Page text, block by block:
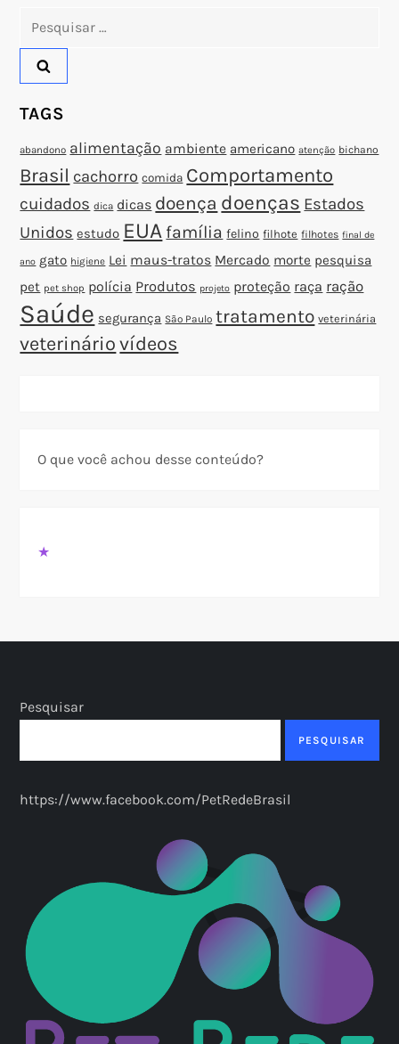
s
t
Pesquisar
TAGS
abandono alimentação ambiente americano atenção bichano
Brasil cachorro comida Comportamento
cuidados dica dicas doença doenças Estados
Unidos estudo EUA família felino filhote filhotes final de
ano gato higiene Lei maus-tratos Mercado morte pesquisa
pet pet shop polícia Produtos projeto proteção raça ração
Saúde segurança São Paulo tratamento veterinária
veterinário vídeos
O que você achou desse conteúdo?
★
Pesquisar
PESQUISAR
https://www.facebook.com/PetRedeBrasil